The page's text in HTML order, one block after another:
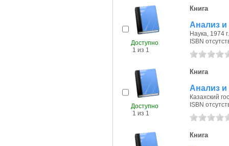
Доступно
1 из 1
Книга
Анализ и
Наука, 1974 г.
ISBN
Доступно
1 из 1
Книга
Анализ
Казахский
ISBN
Книга